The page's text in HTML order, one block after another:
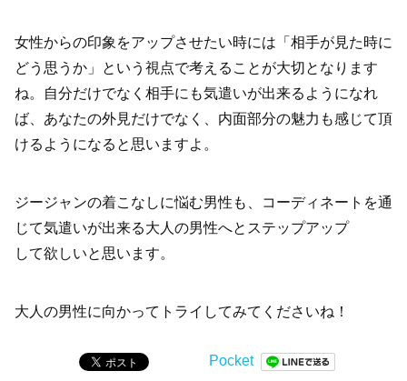
女性からの印象をアップさせたい時には「相手が見た時に
どう思うか」という視点で考えることが大切となります
ね。自分だけでなく相手にも気遣いが出来るようになれ
ば、あなたの外見だけでなく、内面部分の魅力も感じて頂
けるようになると思いますよ。
ジージャンの着こなしに悩む男性も、コーディネートを通
じて気遣いが出来る大人の男性へとステップアップ
して欲しいと思います。
大人の男性に向かってトライしてみてくださいね！
Pocket